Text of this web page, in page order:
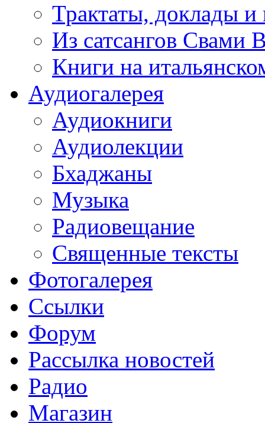
Трактаты, доклады
Из сатсангов Свами
Книги на
Аудиогалерея
Аудиокниги
Аудиолекции
Бхаджаны
Музыка
Радиовещание
Священные тексты
Фотогалерея
Ссылки
Форум
Рассылка новостей
Радио
Магазин